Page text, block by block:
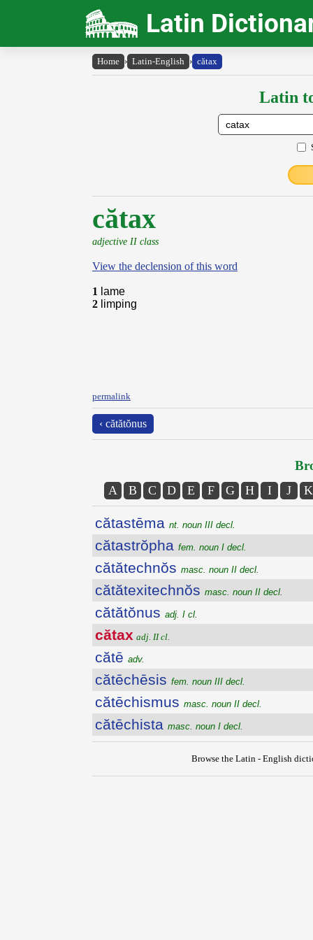
Latin
Home › Latin-English › cătax
Latin
cătax
adjective II class
View the declension of this word
1 lame
2 limping
permalink
‹ cătătŏnus
A B C D E F G H I J K
cătastēma nt. noun III decl.
cătastrŏpha fem. noun I decl.
cătătechnŏs masc. noun II decl.
cătătexitechnŏs masc. noun II decl.
cătătŏnus adj. I cl.
cătax adj. II cl.
cătē adv.
cătēchēsis fem. noun III decl.
cătēchismus masc. noun II decl.
cătēchista masc. noun I decl.
Browse the Latin - English